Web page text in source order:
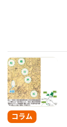
コラム